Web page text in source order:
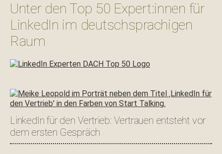
Unter den Top 50 Expert:innen für
LinkedIn im deutschsprachigen
Raum
LinkedIn für den Vertrieb: Vertrauen entsteht vor
dem ersten Gespräch